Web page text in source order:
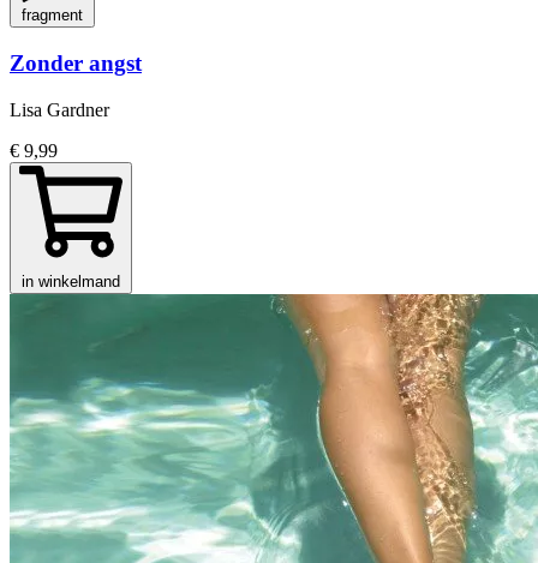
fragment
Zonder angst
Lisa Gardner
€ 9,99
in winkelmand